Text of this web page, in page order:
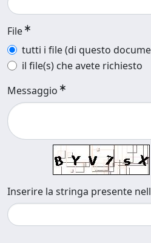
File
tutti i file (di questo
il file(s) che avete richiesto
Messaggio
Inserire la stringa presente